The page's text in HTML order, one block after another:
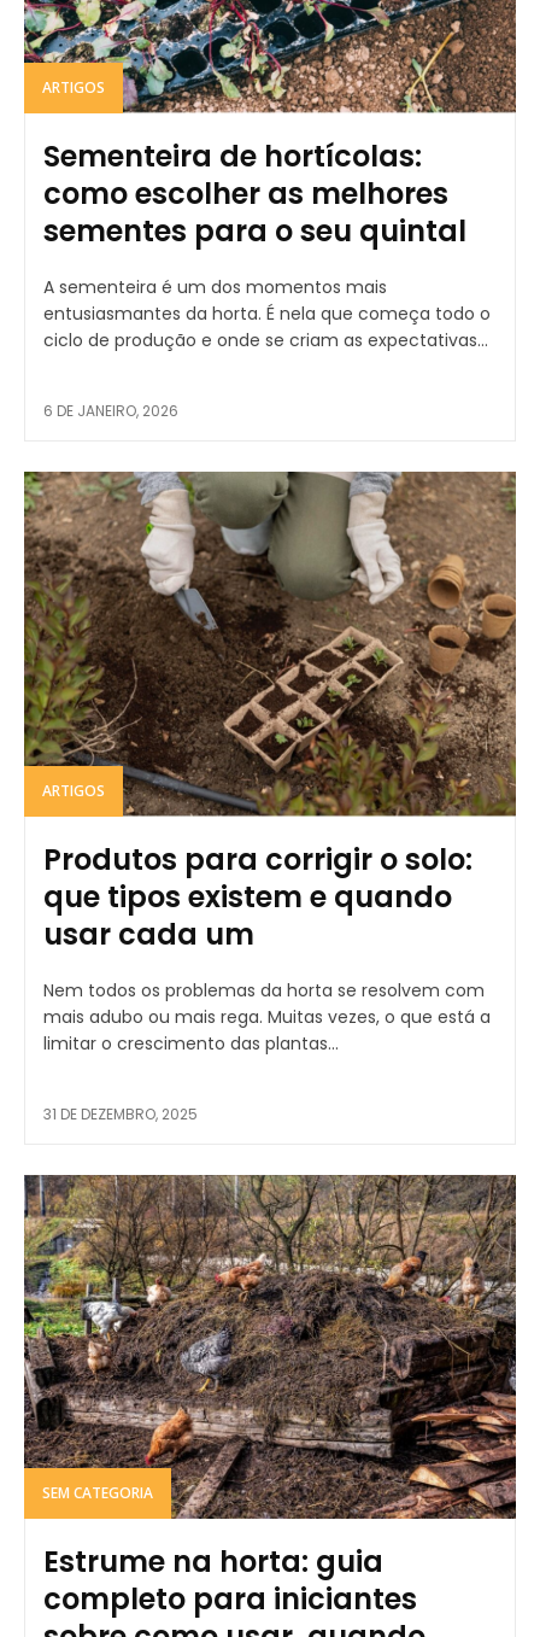
ARTIGOS
Sementeira de hortícolas:
como escolher as melhores
sementes para o seu quintal
A sementeira é um dos momentos mais
entusiasmantes da horta. É nela que começa todo o
ciclo de produção e onde se criam as expectativas...
6 DE JANEIRO, 2026
ARTIGOS
Produtos para corrigir o solo:
que tipos existem e quando
usar cada um
Nem todos os problemas da horta se resolvem com
mais adubo ou mais rega. Muitas vezes, o que está a
limitar o crescimento das plantas...
31 DE DEZEMBRO, 2025
SEM CATEGORIA
Estrume na horta: guia
completo para iniciantes